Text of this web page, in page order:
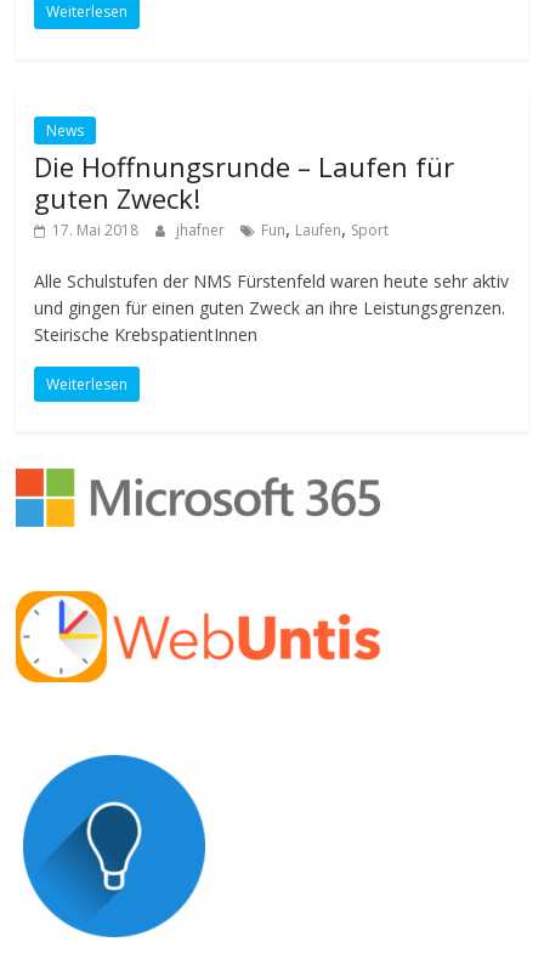
Weiterlesen
News
Die Hoffnungsrunde – Laufen für
guten Zweck!
17. Mai 2018 jhafner Fun, Laufen, Sport
Alle Schulstufen der NMS Fürstenfeld waren heute sehr aktiv
und gingen für einen guten Zweck an ihre Leistungsgrenzen.
Steirische KrebspatientInnen
Weiterlesen